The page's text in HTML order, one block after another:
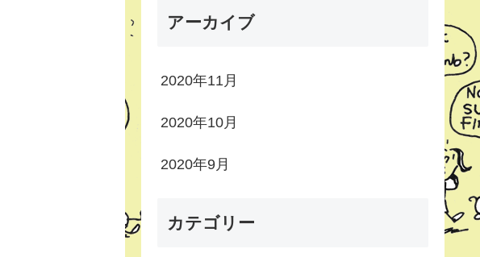
アーカイブ
2020年11月
2020年10月
2020年9月
カテゴリー